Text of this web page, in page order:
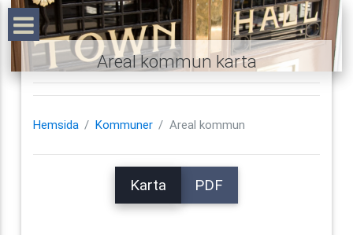
Areal kommun karta
Hemsida Kommuner Areal kommun
Karta PDF